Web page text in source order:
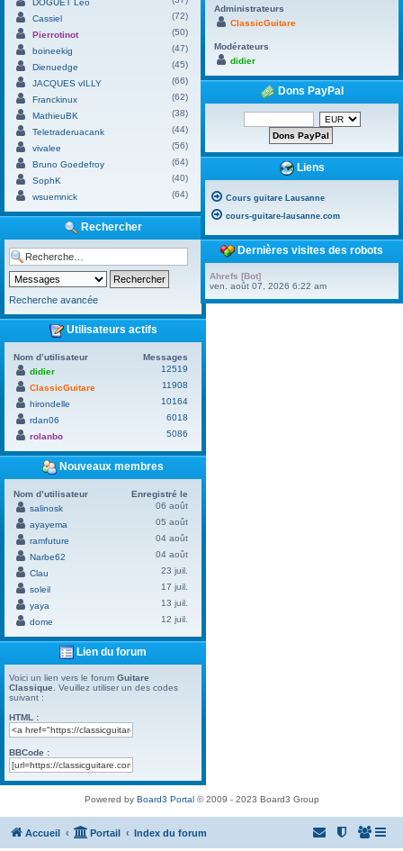
Cassiel
(72)
Pierrotinot
(50)
boineekig
(47)
Dienuedge
(45)
JACQUES vILLY
(66)
Franckinux
(62)
MathieuBK
(38)
Teletraderuacank
(44)
vivalee
(56)
Bruno Goedefroy
(64)
SophK
(40)
wsuemnick
(64)
Rechercher
Recherche avancée
Utilisateurs actifs
Nom d’utilisateur
Messages
didier
12519
ClassicGuitare
11908
hirondelle
10164
rdan06
6018
rolanbo
5086
Nouveaux membres
Nom d’utilisateur
Enregistré le
salinosk
06 août
ayayema
05 août
ramfuture
04 août
Narbe62
04 août
Clau
23 juil.
soleil
17 juil.
yaya
13 juil.
dome
12 juil.
Lien du forum
Voici un lien vers le forum Guitare
Classique . Veuillez utiliser un des codes
suivant :
HTML :
BBCode :
Administrateurs
ClassicGuitare
Modérateurs
didier
Dons PayPal
Liens
Cours guitare Lausanne
cours-guitare-lausanne.com
Dernières visites des robots
Ahrefs [Bot]
ven. août 07, 2026 6:22 am
Powered by Board3 Portal© 2009 - 2023 Board3 Group
Accueil Portail Index du forum